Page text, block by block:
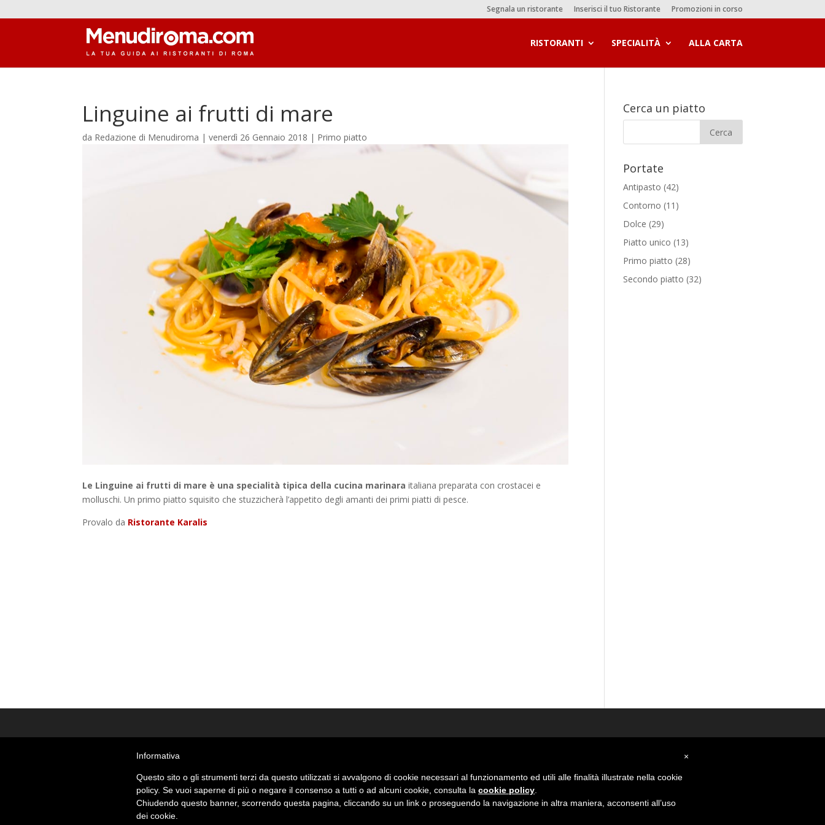
Segnala un ristorante Inserisci il tuo Ristorante Promozioni in corso
RISTORANTI SPECIALITÀ ALLA CARTA
Linguine ai frutti di mare
da Redazione di Menudiroma |venerdì 26 Gennaio 2018 | Primo piatto
Le Linguine ai frutti di mare è una specialità tipica della cucina marinara italiana preparata con crostacei e
molluschi. Un primo piatto squisito che stuzzicherà l’appetito degli amanti dei primi piatti di pesce.
Provalo da Ristorante Karalis
Cerca un piatto
Portate
Antipasto (42)
Contorno (11)
Dolce (29)
Piatto unico (13)
Primo piatto (28)
Secondo piatto (32)
© Giant Cat Studio - Roma - partita Iva 13328301000
×
Informativa
Questo sito o gli strumenti terzi da questo utilizzati si avvalgono di cookie necessari al funzionamento ed utili alle finalità illustrate nella cookie
policy. Se vuoi saperne di più o negare il consenso a tutti o ad alcuni cookie, consulta la cookie policy
Chiudendo questo banner, scorrendo questa pagina, cliccando su un link o proseguendo la navigazione in altra maniera, acconsenti all’uso
dei cookie.